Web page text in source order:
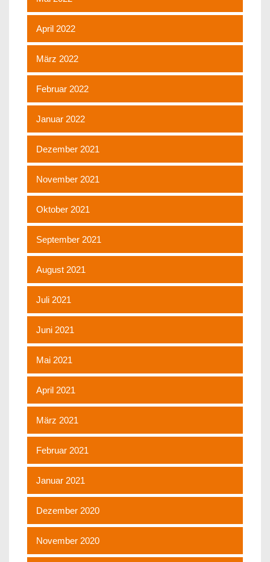
April 2022
März 2022
Februar 2022
Januar 2022
Dezember 2021
November 2021
Oktober 2021
September 2021
August 2021
Juli 2021
Juni 2021
Mai 2021
April 2021
März 2021
Februar 2021
Januar 2021
Dezember 2020
November 2020